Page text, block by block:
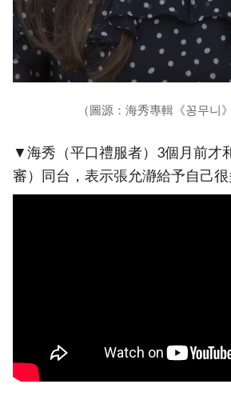
（圖源：海秀專輯《꽁무니
▼海秀（平口禮服者）3個月前才
審）同台，表示張允瀞給予自己